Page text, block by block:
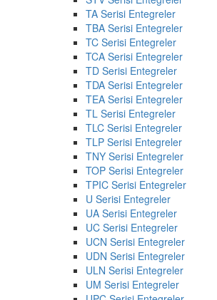
TA Serisi Entegreler
TBA Serisi Entegreler
TC Serisi Entegreler
TCA Serisi Entegreler
TD Serisi Entegreler
TDA Serisi Entegreler
TEA Serisi Entegreler
TL Serisi Entegreler
TLC Serisi Entegreler
TLP Serisi Entegreler
TNY Serisi Entegreler
TOP Serisi Entegreler
TPIC Serisi Entegreler
U Serisi Entegreler
UA Serisi Entegreler
UC Serisi Entegreler
UCN Serisi Entegreler
UDN Serisi Entegreler
ULN Serisi Entegreler
UM Serisi Entegreler